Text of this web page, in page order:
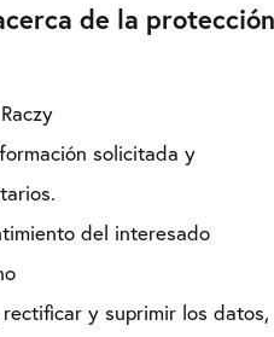
de la protección
solicitada y
del interesado
y suprimir los datos,